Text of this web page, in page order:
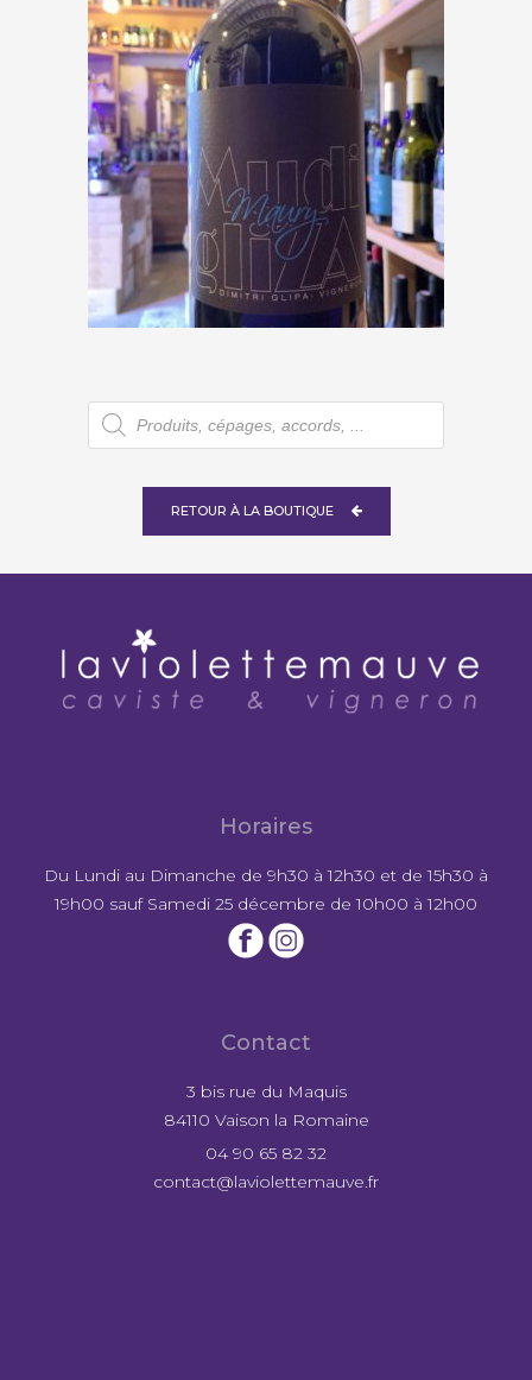
Mas Mudigliza « Maury » 2017
€18,00
Recherche
de
produits
RETOUR À LA BOUTIQUE
Horaires
Du Lundi au Dimanche de 9h30 à 12h30 et de 15h30 à
19h00 sauf Samedi 25 décembre de 10h00 à 12h00
Contact
3 bis rue du Maquis
84110 Vaison la Romaine
04 90 65 82 32
contact@laviolettemauve.fr